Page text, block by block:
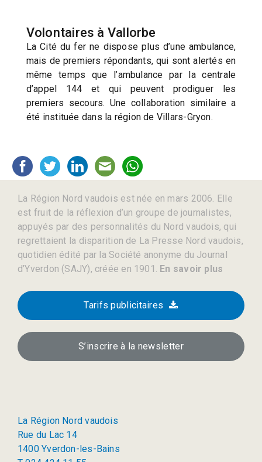
Volontaires à Vallorbe
La Cité du fer ne dispose plus d’une ambulance,
mais de premiers répondants, qui sont alertés en
même temps que l’ambulance par la centrale
d’appel 144 et qui peuvent prodiguer les
premiers secours. Une collaboration similaire a
été instituée dans la région de Villars-Gryon.
La Région Nord vaudois est née en mars 2006. Elle
est fruit de la réflexion d’un groupe de journalistes,
appuyés par des personnalités du Nord vaudois, qui
regrettaient la disparition de La Presse Nord vaudois,
quotidien édité par la Société anonyme du Journal
d’Yverdon (SAJY), créée en 1901. En savoir plus
Tarifs publicitaires
S’inscrire à la newsletter
La Région Nord vaudois
Rue du Lac 14
1400 Yverdon-les-Bains